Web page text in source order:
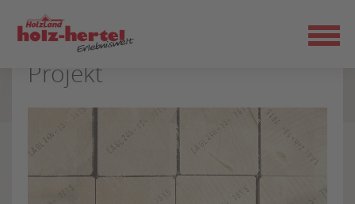
Zum
Seiteninhalt
KVH & BSH bei HolzLand
Holz-Hertel: Qualität für Ihr
Projekt